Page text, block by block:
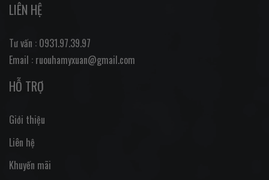
LIÊN HỆ
Tư vấn : 0931.97.39.97
Email : ruouhamyxuan@gmail.com
HỖ TRỢ
Giới thiệu
Liên hệ
Khuyến mãi